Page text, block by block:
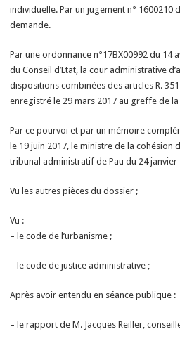
individuelle. Par un jugement n° 1600210
demande.
Par une ordonnance n°17BX00992 du 14
du Conseil d’Etat, la cour administrative
dispositions combinées des articles R.
enregistré le 29 mars 2017 au greffe de
Par ce pourvoi et par un mémoire
le 19 juin 2017, le ministre de la cohésion
tribunal administratif de Pau du 24 janvier
Vu les autres pièces du dossier ;
Vu :
– le code de l’urbanisme ;
– le code de justice administrative ;
Après avoir entendu en séance publique :
– le rapport de M. Jacques Reiller,